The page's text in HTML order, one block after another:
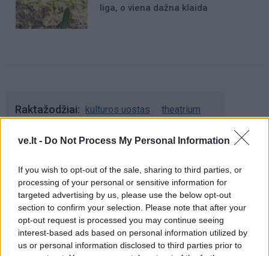
ve.lt - Do Not Process My Personal Information
If you wish to opt-out of the sale, sharing to third parties, or
processing of your personal or sensitive information for
targeted advertising by us, please use the below opt-out
section to confirm your selection. Please note that after your
opt-out request is processed you may continue seeing
interest-based ads based on personal information utilized by
us or personal information disclosed to third parties prior to
liga, o viena dažna klaida
Raktažodžiai kulturos uostas theatrium
Rašyti komentarą
Jūsų vardas